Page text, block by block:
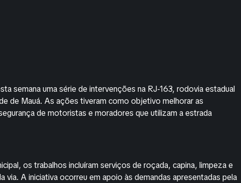
semana uma série de intervenções na RJ-163, rodovia estadual
de Mauá. As ações tiveram como objetivo melhorar as
de motoristas e moradores que utilizam a estrada
os trabalhos incluíram serviços de roçada, capina, limpeza e
via. A iniciativa ocorreu em apoio às demandas apresentadas pela